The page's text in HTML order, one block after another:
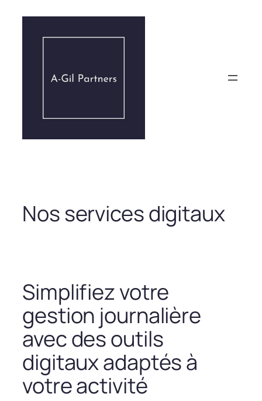
contenu
Nos services digitaux
Simplifiez votre
gestion journalière
avec des outils
digitaux adaptés à
votre activité